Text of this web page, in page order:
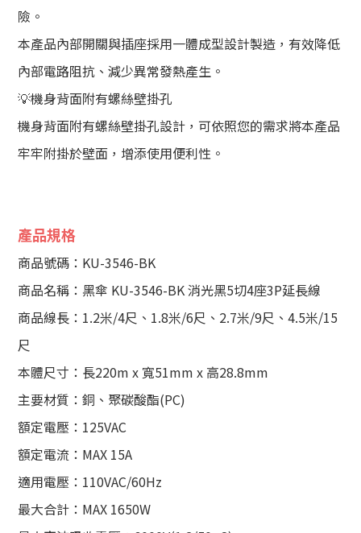
險。
本產品內部開關與插座採用一體成型設計製造，有效降低
內部電路阻抗、減少異常發熱產生。
💡機身背面附有螺絲壁掛孔
機身背面附有螺絲壁掛孔設計，可依照您的需求將本產品
牢牢附掛於壁面，增添使用便利性。
產品規格
商品號碼：KU-3546-BK
商品名稱：黑傘 KU-3546-BK 消光黑5切4座3P延長線
商品線長：1.2米/4尺、1.8米/6尺、2.7米/9尺、4.5米/15
尺
本體尺寸：長220m x 寬51mm x 高28.8mm
主要材質：銅、聚碳酸酯(PC)
額定電壓：125VAC
額定電流：MAX 15A
適用電壓：110VAC/60Hz
最大合計：MAX 1650W